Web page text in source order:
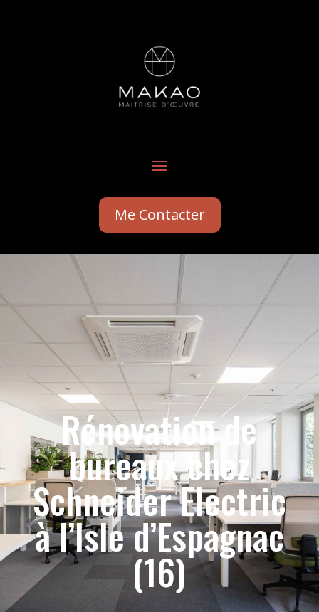
Me Contacter
Rénovation de
bureaux chez
Schneider Electric
à l’Isle d’Espagnac
(16)